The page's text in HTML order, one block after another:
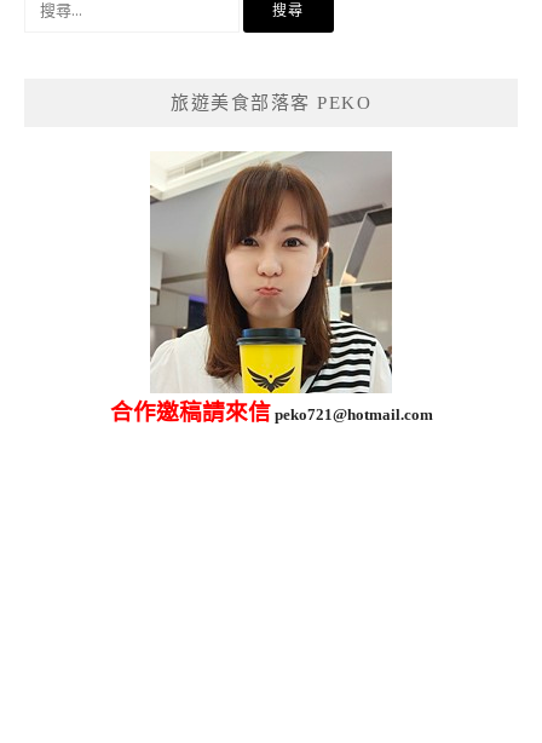
旅遊美食部落客 PEKO
合作邀稿請來信 peko721@hotmail.com